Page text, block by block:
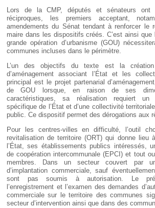
Lors de la CMP, députés et sénateurs ont
réciproques, les premiers acceptant,
amendements du Sénat tendant à renforcer le
maire dans les dispositifs créés. C’est ainsi que
grande opération d’urbanisme (GOU)
communes incluses dans le périmètre.
L’un des objectifs du texte est la
d’aménagement associant l’État et les
principal est le projet partenarial
de GOU lorsque, en raison de ses
caractéristiques, sa réalisation requiert un
spécifique de l’État et d’une collectivité
public. Ce dispositif permet des dérogations aux
Pour les centres-villes en difficulté, l’outil
revitalisation de territoire (ORT) qui donne lieu
l’État, ses établissements publics intéressés,
de coopération intercommunale (EPCI) et tout
membres. Dans un secteur couvert par
d’implantation commerciale, sauf
sont pas soumis à autorisation. Le
l’enregistrement et l’examen des demandes
commerciale sur le territoire des communes
secteur d’intervention ainsi que dans des